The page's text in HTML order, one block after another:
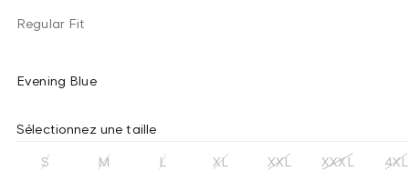
Regular Fit
Evening Blue
Sélectionnez une taille
S M L XL XXL XXXL 4XL